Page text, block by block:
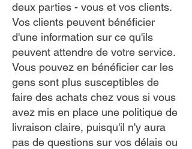
deux parties - vous et vos clients.
Vos clients peuvent bénéficier
d'une information sur ce qu'ils
peuvent attendre de votre service.
Vous pouvez en bénéficier car les
gens sont plus susceptibles de
faire des achats chez vous si vous
avez mis en place une politique de
livraison claire, puisqu'il n'y aura
pas de questions sur vos délais ou